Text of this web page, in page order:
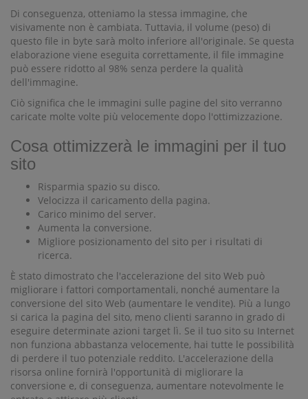
Di conseguenza, otteniamo la stessa immagine, che
visivamente non è cambiata. Tuttavia, il volume (peso) di
questo file in byte sarà molto inferiore all'originale. Se questa
elaborazione viene eseguita correttamente, il file immagine
può essere ridotto al 98% senza perdere la qualità
dell'immagine.
Ciò significa che le immagini sulle pagine del sito verranno
caricate molte volte più velocemente dopo l'ottimizzazione.
Cosa ottimizzerà le immagini per il tuo
sito
Risparmia spazio su disco.
Velocizza il caricamento della pagina.
Carico minimo del server.
Aumenta la conversione.
Migliore posizionamento del sito per i risultati di
ricerca.
È stato dimostrato che l'accelerazione del sito Web può
migliorare i fattori comportamentali, nonché aumentare la
conversione del sito Web (aumentare le vendite). Più a lungo
si carica la pagina del sito, meno clienti saranno in grado di
eseguire determinate azioni target lì. Se il tuo sito su Internet
non funziona abbastanza velocemente, hai tutte le possibilità
di perdere il tuo potenziale reddito. L'accelerazione della
risorsa online fornirà l'opportunità di migliorare la
conversione e, di conseguenza, aumentare notevolmente le